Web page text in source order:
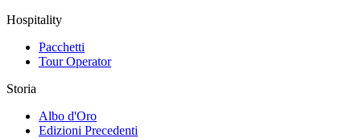
Hospitality
Pacchetti
Tour Operator
Storia
Albo d'Oro
Edizioni Precedenti